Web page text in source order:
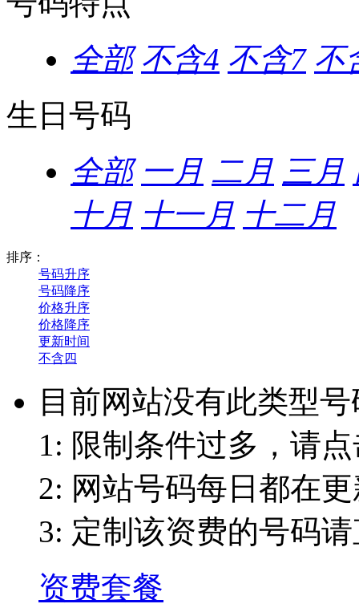
全部 不含4 不含7 不
生日号码
全部 一月 二月 三月
十月 十一月 十二月
排序：
号码升序
号码降序
价格升序
价格降序
更新时间
不含四
目前网站没有此类型
1: 限制条件过多，请
2: 网站号码每日都在
3: 定制该资费的号码
资费套餐